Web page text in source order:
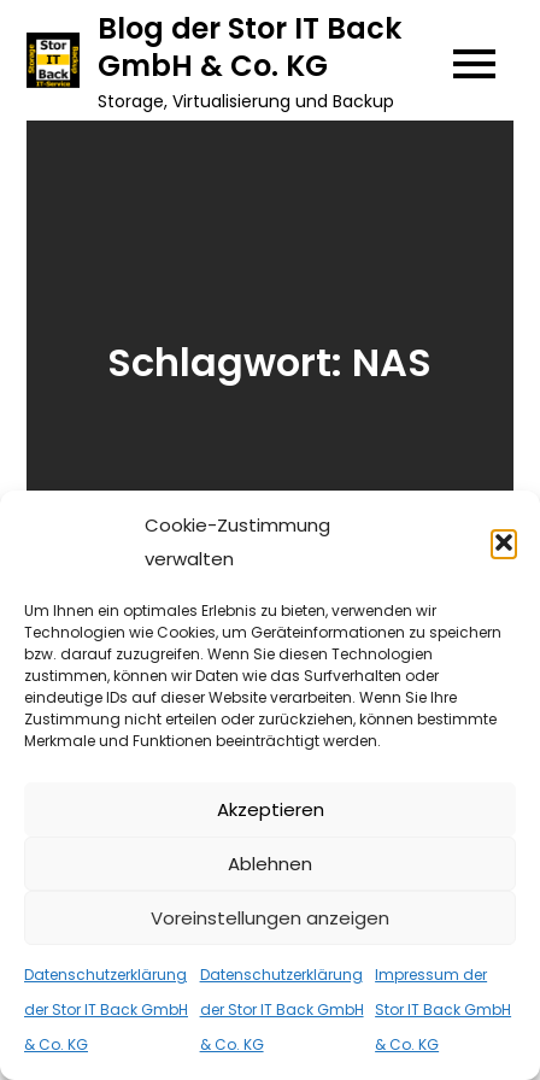
Cookie-Zustimmung
verwalten
Um Ihnen ein optimales Erlebnis zu bieten, verwenden wir
Technologien wie Cookies, um Geräteinformationen zu speichern
bzw. darauf zuzugreifen. Wenn Sie diesen Technologien
zustimmen, können wir Daten wie das Surfverhalten oder
eindeutige IDs auf dieser Website verarbeiten. Wenn Sie Ihre
Zustimmung nicht erteilen oder zurückziehen, können bestimmte
Merkmale und Funktionen beeinträchtigt werden.
Akzeptieren
Ablehnen
Voreinstellungen anzeigen
Datenschutzerklärung
der Stor IT Back GmbH
& Co. KG
Datenschutzerklärung
der Stor IT Back GmbH
& Co. KG
Impressum der
Stor IT Back GmbH
& Co. KG
content
Blog der Stor IT Back
GmbH & Co. KG
Storage, Virtualisierung und Backup
Schlagwort: NAS
INFORMATIONEN 10. FEBRUAR 2023
DAS vs. NAS
eigentlich DAS, das Direct Attached Storage? Und was ist